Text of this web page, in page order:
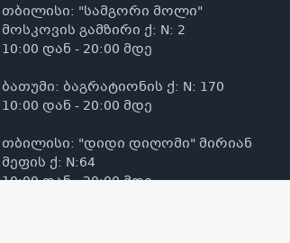
თბილისი: "სამგორი მოლი"
მოსკოვის გამზირი ქ: N: 2
10:00 დან - 20:00 მდე
ბათუმი: ბაგრატიონის ქ: N: 170
10:00 დან - 20:00 მდე
თბილისი: "დიდი დიღომი" მირიან
მეფის ქ: N:64
10:00 დან - 20:00 მდე